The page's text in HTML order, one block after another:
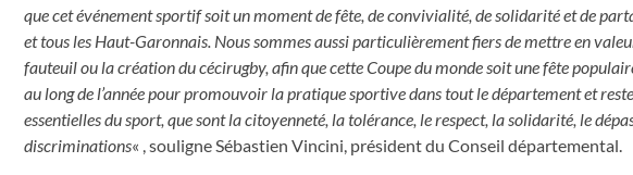
que cet événement sportif soit un moment de fête, de convivialité, de solidarité et de
et tous les Haut-Garonnais. Nous sommes aussi particulièrement fiers de mettre en
fauteuil ou la création du cécirugby, afin que cette Coupe du monde soit une fête
au long de l’année pour promouvoir la pratique sportive dans tout le département et
essentielles du sport, que sont la citoyenneté, la tolérance, le respect, la solidarité, le
discriminations« , souligne Sébastien Vincini, président du Conseil départemental.